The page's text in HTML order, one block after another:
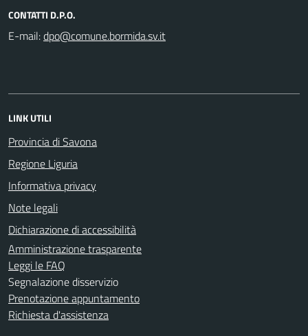
CONTATTI D.P.O.
E-mail:
LINK UTILI
Provincia di Savona
Regione Liguria
Informativa privacy
Note legali
Dichiarazione di accessibilità
Amministrazione trasparente
Leggi le FAQ
Segnalazione disservizio
Prenotazione appuntamento
Richiesta d'assistenza